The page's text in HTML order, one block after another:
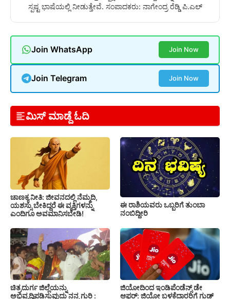
ಸ್ಪಷ್ಟ ಭಾಷೆಯಲ್ಲಿ ನೀಡುತ್ತೇವೆ. ಸಂಪಾದಕರು: ನಾಗೇಂದ್ರ ರೆಡ್ಡಿ ಪಿ.ಎಲ್
Join WhatsApp Join Now
Join Telegram Join Now
ಮಿಸ್ ಮಾಡ್ದೆ ಓದಿ
ಚಾಣಕ್ಯ ನೀತಿ: ಜೀವನದಲ್ಲಿ ನೆಮ್ಮದಿ,
ಯಶಸ್ಸು ಬೇಕಿದ್ದರೆ ಈ ವ್ಯಕ್ತಿಗಳನ್ನು
ಎಂದಿಗೂ ಅವಮಾನಿಸಬೇಡಿ!
ಈ ರಾಶಿಯವರು ಒಬ್ಬರಿಗೆ ತುಂಬಾ
ನಂಬಿದ್ದೀರಿ
ಚಿತ್ರದುರ್ಗ ಜಿಲ್ಲೆಯನ್ನು
ಅಭಿವೃದ್ದಿಪಡಿಸುವುದು ನನ್ನ ಗುರಿ :
ಜಿಯೋದಿಂದ ಇಂಡಿಪೆಂಡೆನ್ಸ್ ಡೇ
ಆಫರ್: ಜಿಯೋ ಬಳಕೆದಾರರಿಗೆ ಗುಡ್